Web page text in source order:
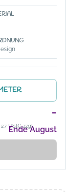
-
UStG zzgl.
Ende August